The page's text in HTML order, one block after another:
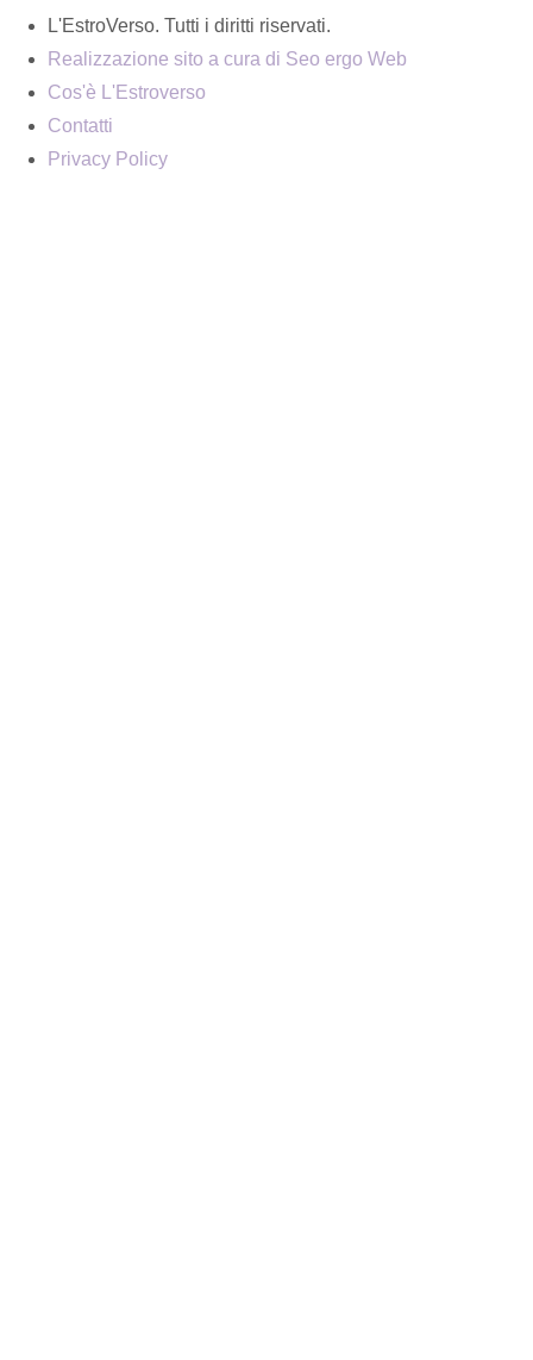
L'EstroVerso. Tutti i diritti riservati.
Realizzazione sito a cura di Seo ergo Web
Cos'è L'Estroverso
Contatti
Privacy Policy